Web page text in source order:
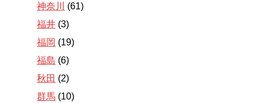
神奈川
(61)
福井 (3)
福岡 (19)
福島 (6)
秋田 (2)
群馬 (10)